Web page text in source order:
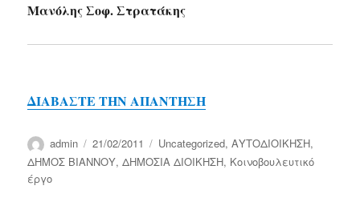
Μανόλης Σοφ. Στρατάκης
ΔΙΑΒΑΣΤΕ ΤΗΝ ΑΠΑΝΤΗΣΗ
Author
admin
Posted
on
21/02/2011 Categories
Uncategorized,ΑΥΤΟΔΙΟΙΚΗΣΗ,
ΔΗΜΟΣ ΒΙΑΝΝΟΥ,ΔΗΜΟΣΙΑ ΔΙΟΙΚΗΣΗ, Κοινοβουλευτικό
έργο